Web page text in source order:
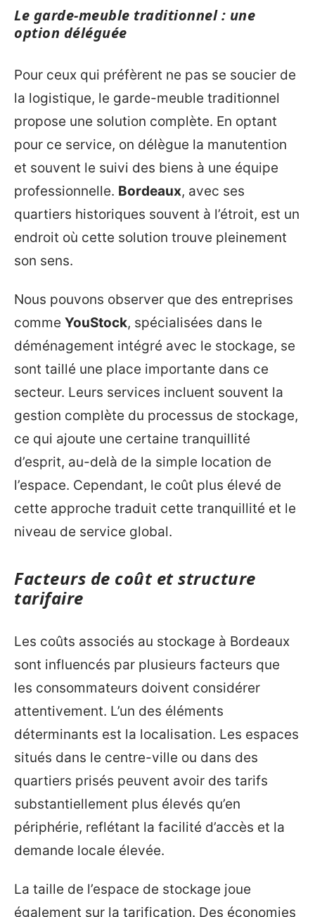
Le garde-meuble traditionnel : une
option déléguée
Pour ceux qui préfèrent ne pas se soucier de
la logistique, le garde-meuble traditionnel
propose une solution complète. En optant
pour ce service, on délègue la manutention
et souvent le suivi des biens à une équipe
professionnelle. Bordeaux, avec ses
quartiers historiques souvent à l’étroit, est un
endroit où cette solution trouve pleinement
son sens.
Nous pouvons observer que des entreprises
comme YouStock, spécialisées dans le
déménagement intégré avec le stockage, se
sont taillé une place importante dans ce
secteur. Leurs services incluent souvent la
gestion complète du processus de stockage,
ce qui ajoute une certaine tranquillité
d’esprit, au-delà de la simple location de
l’espace. Cependant, le coût plus élevé de
cette approche traduit cette tranquillité et le
niveau de service global.
Facteurs de coût et structure
tarifaire
Les coûts associés au stockage à Bordeaux
sont influencés par plusieurs facteurs que
les consommateurs doivent considérer
attentivement. L’un des éléments
déterminants est la localisation. Les espaces
situés dans le centre-ville ou dans des
quartiers prisés peuvent avoir des tarifs
substantiellement plus élevés qu’en
périphérie, reflétant la facilité d’accès et la
demande locale élevée.
La taille de l’espace de stockage joue
également sur la tarification. Des économies